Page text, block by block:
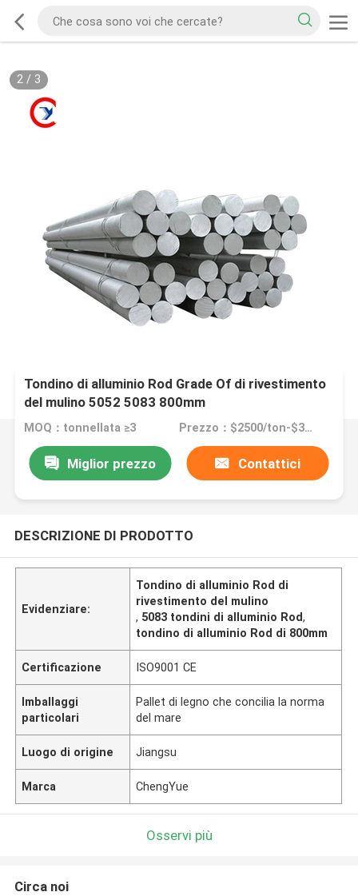
2/ 3
Tondino di alluminio Rod Grade Of di rivestimento
del mulino 5052 5083 800mm
MOQ：tonnellata ≥3 Prezzo：$2500/ton-$3080/ton
Miglior prezzo Contattici
DESCRIZIONE DI PRODOTTO
Evidenziare:
Tondino di alluminio Rod di
rivestimento del mulino
, 5083 tondini di alluminio Rod,
tondino di alluminio Rod di 800mm
Certificazione ISO9001 CE
Imballaggi
particolari
Pallet di legno che concilia la norma
del mare
Luogo di origine Jiangsu
Marca ChengYue
Osservi più
Circa noi